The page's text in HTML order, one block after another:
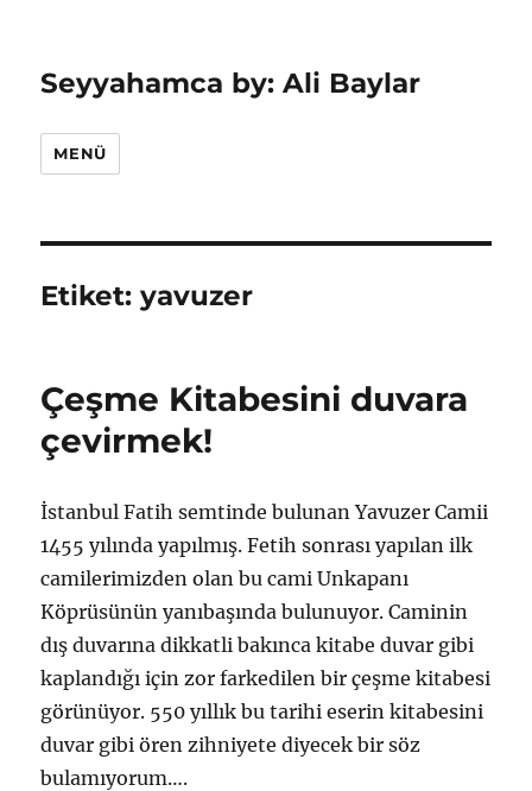
Seyyahamca by: Ali Baylar
MENÜ
Etiket:yavuzer
Çeşme Kitabesini duvara
çevirmek!
İstanbul Fatih semtinde bulunan Yavuzer Camii
1455 yılında yapılmış. Fetih sonrası yapılan ilk
camilerimizden olan bu cami Unkapanı
Köprüsünün yanıbaşında bulunuyor. Caminin
dış duvarına dikkatli bakınca kitabe duvar gibi
kaplandığı için zor farkedilen bir çeşme kitabesi
görünüyor. 550 yıllık bu tarihi eserin kitabesini
duvar gibi ören zihniyete diyecek bir söz
bulamıyorum….